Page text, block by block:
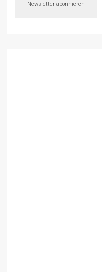
Newsletter abonnieren